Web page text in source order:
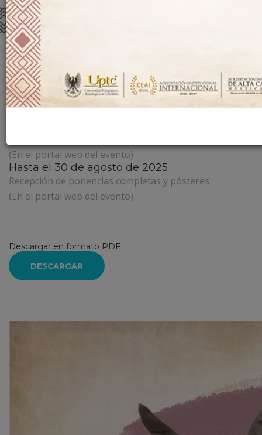
Hasta el 31 de julio de 2025
Recepción de resúmenes de
Ponencias y pósteres:
(En el portal web del evento).
VER MÁS
(En el portal web del evento)
Hasta el 30 de agosto de 2025
Recepción de ponencias completas y pósteres
(En el portal web del evento)
Descargar en formato PDF
DESCARGAR